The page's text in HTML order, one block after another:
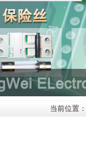
当前位置：